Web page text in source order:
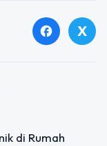
facebook X